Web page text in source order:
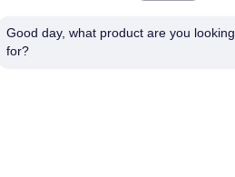
Спросите
Good day, what product are you looking
for?